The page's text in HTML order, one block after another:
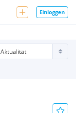
Einloggen